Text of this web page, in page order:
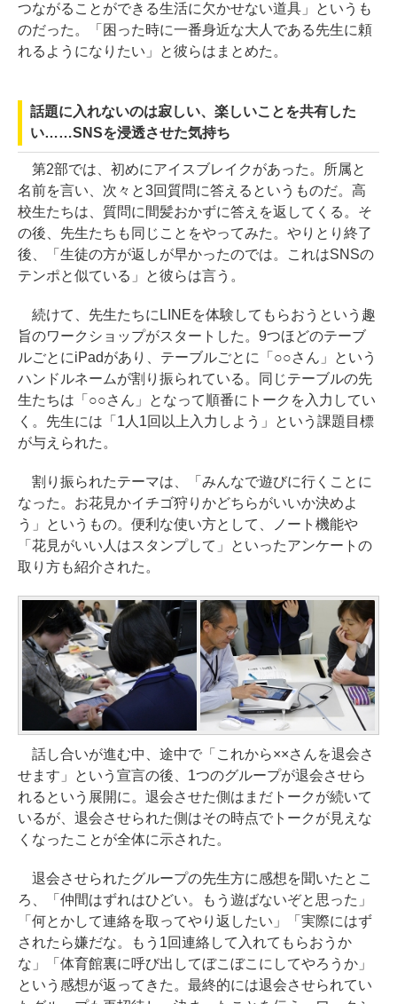
つながることができる生活に欠かせない道具」というも
のだった。「困った時に一番身近な大人である先生に頼
れるようになりたい」と彼らはまとめた。
話題に入れないのは寂しい、楽しいことを共有した
い……SNSを浸透させた気持ち
第2部では、初めにアイスブレイクがあった。所属と
名前を言い、次々と3回質問に答えるというものだ。高
校生たちは、質問に間髪おかずに答えを返してくる。そ
の後、先生たちも同じことをやってみた。やりとり終了
後、「生徒の方が返しが早かったのでは。これはSNSの
テンポと似ている」と彼らは言う。
続けて、先生たちにLINEを体験してもらおうという趣
旨のワークショップがスタートした。9つほどのテーブ
ルごとにiPadがあり、テーブルごとに「○○さん」という
ハンドルネームが割り振られている。同じテーブルの先
生たちは「○○さん」となって順番にトークを入力してい
く。先生には「1人1回以上入力しよう」という課題目標
が与えられた。
割り振られたテーマは、「みんなで遊びに行くことに
なった。お花見かイチゴ狩りかどちらがいいか決めよ
う」というもの。便利な使い方として、ノート機能や
「花見がいい人はスタンプして」といったアンケートの
取り方も紹介された。
話し合いが進む中、途中で「これから××さんを退会さ
せます」という宣言の後、1つのグループが退会させら
れるという展開に。退会させた側はまだトークが続いて
いるが、退会させられた側はその時点でトークが見えな
くなったことが全体に示された。
退会させられたグループの先生方に感想を聞いたとこ
ろ、「仲間はずれはひどい。もう遊ばないぞと思った」
「何とかして連絡を取ってやり返したい」「実際にはず
されたら嫌だな。もう1回連絡して入れてもらおうか
な」「体育館裏に呼び出してぼこぼこにしてやろうか」
という感想が返ってきた。最終的には退会させられてい